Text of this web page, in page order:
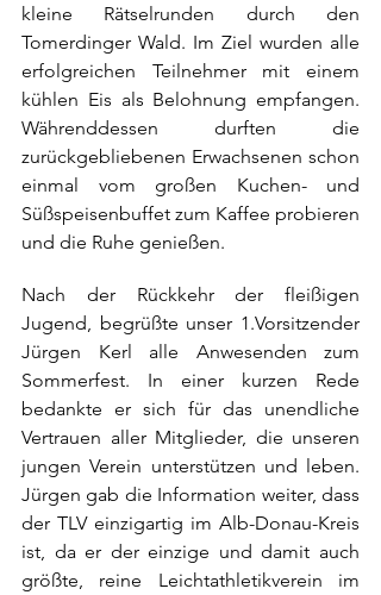
kleine Rätselrunden durch den
Tomerdinger Wald. Im Ziel wurden alle
erfolgreichen Teilnehmer mit einem
kühlen Eis als Belohnung empfangen.
Währenddessen durften die
zurückgebliebenen Erwachsenen schon
einmal vom großen Kuchen- und
Süßspeisenbuffet zum Kaffee probieren
und die Ruhe genießen.
Nach der Rückkehr der fleißigen
Jugend, begrüßte unser 1.Vorsitzender
Jürgen Kerl alle Anwesenden zum
Sommerfest. In einer kurzen Rede
bedankte er sich für das unendliche
Vertrauen aller Mitglieder, die unseren
jungen Verein unterstützen und leben.
Jürgen gab die Information weiter, dass
der TLV einzigartig im Alb-Donau-Kreis
ist, da er der einzige und damit auch
größte, reine Leichtathletikverein im